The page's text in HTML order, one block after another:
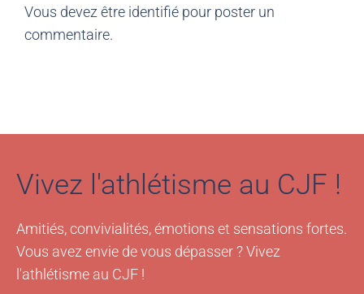
Vous devez être identifié pour poster un
commentaire.
Vivez l'athlétisme au CJF !
Amitiés, convivialités, émotions et sensations fortes.
Vous avez envie de vous dépasser ? Vivez
l'athlétisme au CJF !